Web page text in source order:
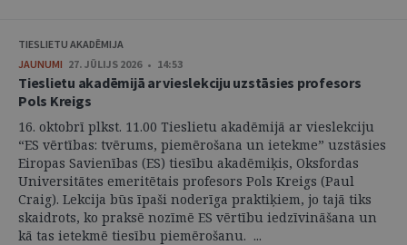
TIESLIETU AKADĒMIJA
JAUNUMI 27. JŪLIJS 2026 • 14:53
Tieslietu akadēmijā ar vieslekciju uzstāsies profesors
Pols Kreigs
16. oktobrī plkst. 11.00 Tieslietu akadēmijā ar vieslekciju
“ES vērtības: tvērums, piemērošana un ietekme” uzstāsies
Eiropas Savienības (ES) tiesību akadēmiķis, Oksfordas
Universitātes emeritētais profesors Pols Kreigs (Paul
Craig). Lekcija būs īpaši noderīga praktiķiem, jo tajā tiks
skaidrots, ko praksē nozīmē ES vērtību iedzīvināšana un
kā tas ietekmē tiesību piemērošanu. ...